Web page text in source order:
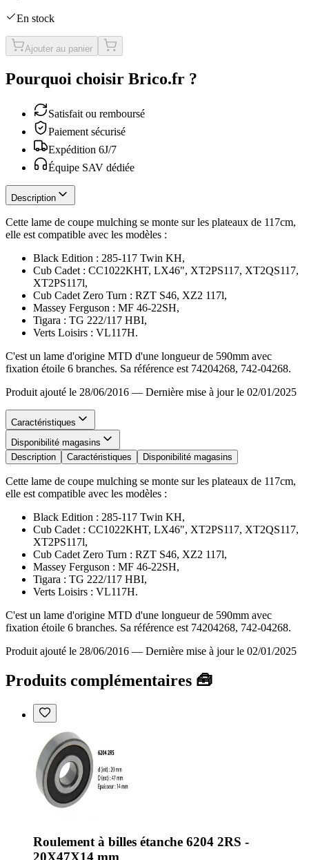
En stock
Ajouter au panier
Pourquoi choisir Brico.fr ?
Satisfait ou remboursé
Paiement sécurisé
Expédition 6J/7
Équipe SAV dédiée
Description
Cette lame de coupe mulching se monte sur les plateaux de 117cm,
elle est compatible avec les modèles :
Black Edition : 285-117 Twin KH,
Cub Cadet : CC1022KHT, LX46", XT2PS117, XT2QS117,
XT2PS117l,
Cub Cadet Zero Turn : RZT S46, XZ2 117l,
Massey Ferguson : MF 46-22SH,
Tigara : TG 222/117 HBI,
Verts Loisirs : VL117H.
C'est un lame d'origine MTD d'une longueur de 590mm avec
fixation étoile 6 branches. Sa référence est 74204268, 742-04268.
Produit ajouté le 28/06/2016 — Dernière mise à jour le 02/01/2025
Caractéristiques
Disponibilité magasins
Description
Caractéristiques Disponibilité magasins
Cette lame de coupe mulching se monte sur les plateaux de 117cm,
elle est compatible avec les modèles :
Black Edition : 285-117 Twin KH,
Cub Cadet : CC1022KHT, LX46", XT2PS117, XT2QS117,
XT2PS117l,
Cub Cadet Zero Turn : RZT S46, XZ2 117l,
Massey Ferguson : MF 46-22SH,
Tigara : TG 222/117 HBI,
Verts Loisirs : VL117H.
C'est un lame d'origine MTD d'une longueur de 590mm avec
fixation étoile 6 branches. Sa référence est 74204268, 742-04268.
Produit ajouté le 28/06/2016 — Dernière mise à jour le 02/01/2025
Produits complémentaires 🧰
Roulement à billes étanche 6204 2RS -
20X47X14 mm